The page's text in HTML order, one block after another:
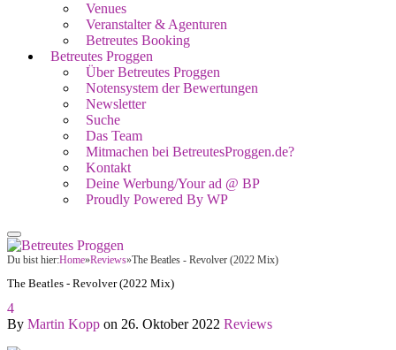
Venues
Veranstalter & Agenturen
Betreutes Booking
Betreutes Proggen
Über Betreutes Proggen
Notensystem der Bewertungen
Newsletter
Suche
Das Team
Mitmachen bei BetreutesProggen.de?
Kontakt
Deine Werbung/Your ad @ BP
Proudly Powered By WP
Du bist hier:Home»Reviews»The Beatles - Revolver (2022 Mix)
The Beatles - Revolver (2022 Mix)
4
By Martin Kopp on 26. Oktober 2022 Reviews